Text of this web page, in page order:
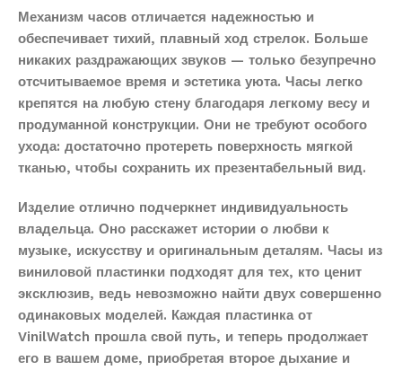
Механизм часов отличается надежностью и
обеспечивает тихий, плавный ход стрелок. Больше
никаких раздражающих звуков — только безупречно
отсчитываемое время и эстетика уюта. Часы легко
крепятся на любую стену благодаря легкому весу и
продуманной конструкции. Они не требуют особого
ухода: достаточно протереть поверхность мягкой
тканью, чтобы сохранить их презентабельный вид.
Изделие отлично подчеркнет индивидуальность
владельца. Оно расскажет истории о любви к
музыке, искусству и оригинальным деталям. Часы из
виниловой пластинки подходят для тех, кто ценит
эксклюзив, ведь невозможно найти двух совершенно
одинаковых моделей. Каждая пластинка от
VinilWatch прошла свой путь, и теперь продолжает
его в вашем доме, приобретая второе дыхание и